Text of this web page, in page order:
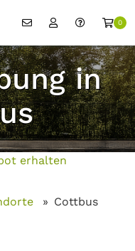
0
in
erhalten
Cottbus